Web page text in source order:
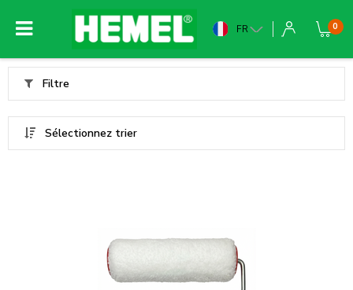
FR 0
Filtre
Sélectionnez trier